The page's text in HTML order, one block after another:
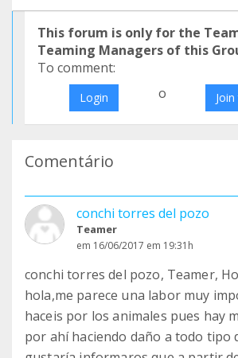
This forum is only for the
Teaming Managers of this
To comment:
Login o
Comentário
conchi torres del pozo
Teamer
em 16/06/2017 em 19:31h
conchi torres del pozo, Teamer,
hola,me parece una labor muy
haceis por los animales pues hay
por ahí haciendo daño a todo tipo